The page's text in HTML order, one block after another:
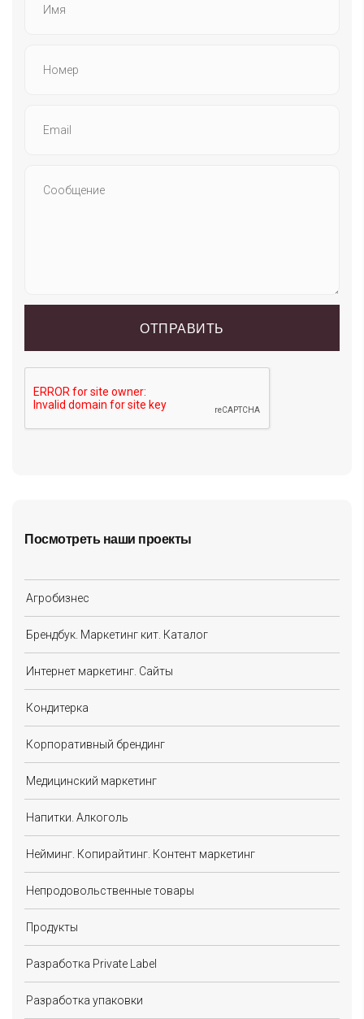
Посмотреть наши проекты
Агробизнес
Брендбук. Маркетинг кит. Каталог
Интернет маркетинг. Сайты
Кондитерка
Корпоративный брендинг
Медицинский маркетинг
Напитки. Алкоголь
Нейминг. Копирайтинг. Контент маркетинг
Непродовольственные товары
Продукты
Разработка Private Label
Разработка упаковки